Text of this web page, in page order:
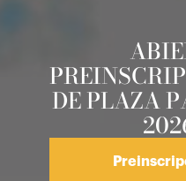
DE PLAZA